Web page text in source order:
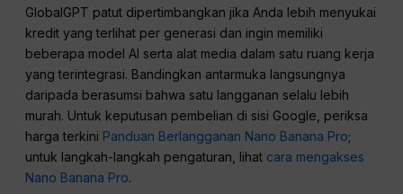
GlobalGPT patut dipertimbangkan jika Anda lebih menyukai
kredit yang terlihat per generasi dan ingin memiliki
beberapa model AI serta alat media dalam satu ruang kerja
yang terintegrasi. Bandingkan antarmuka langsungnya
daripada berasumsi bahwa satu langganan selalu lebih
murah. Untuk keputusan pembelian di sisi Google, periksa
harga terkini Panduan Berlangganan Nano Banana Pro;
untuk langkah-langkah pengaturan, lihat cara mengakses
Nano Banana Pro.